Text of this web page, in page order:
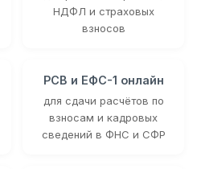
НДФЛ и страховых
взносов
РСВ и ЕФС-1 онлайн
для сдачи расчётов по
взносам и кадровых
сведений в ФНС и СФР